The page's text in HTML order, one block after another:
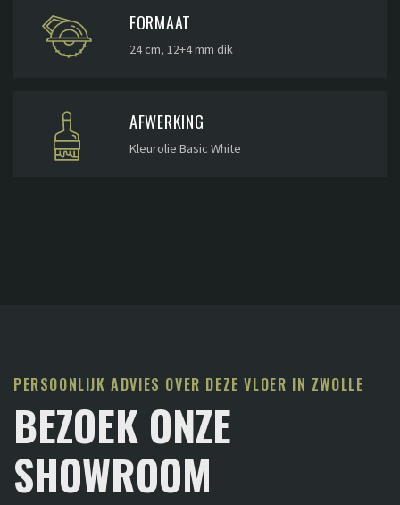
FORMAAT
24 cm, 12+4 mm dik
AFWERKING
Kleurolie Basic White
PERSOONLIJK ADVIES OVER DEZE VLOER IN ZWOLLE
BEZOEK ONZE
SHOWROOM